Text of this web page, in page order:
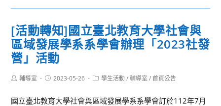
轉
中
原
大
學
舉
「大
[活動轉知]國立臺北教育大學社會與
區域發展學系系學會辦理「2023社發
營」活動
Post輔導室
Post2023-05-26
Post學生活動 / 輔導室 / 首頁公告
國立臺北教育大學社會與區域發展學系系學會訂於112年7月